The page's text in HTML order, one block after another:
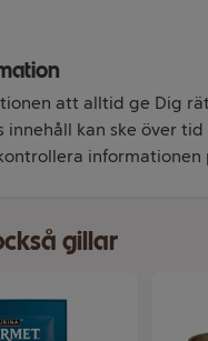
att alltid ge Dig
innehåll kan ske över
gillar